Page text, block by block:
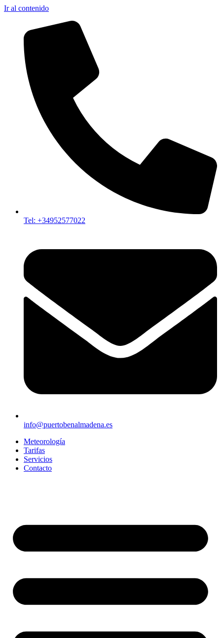
Ir al contenido
Tel: +34952577022
info@puertobenalmadena.es
Meteorología
Tarifas
Servicios
Contacto